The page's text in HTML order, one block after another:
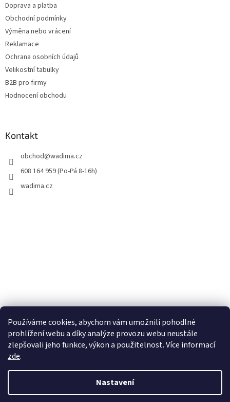
Používáme cookies, abychom vám umožnili pohodlné
prohlížení webu a díky analýze provozu webu neustále
zlepšovali jeho funkce, výkon a použitelnost. Více informací
zde.
Nastavení
Doprava a platba
Obchodní podmínky
Výměna nebo vrácení
Reklamace
Ochrana osobních údajů
Velikostní tabulky
B2B pro firmy
Hodnocení obchodu
Kontakt
obchod@wadima.cz
608 164 959 (Po-Pá 8-16h)
wadima.cz